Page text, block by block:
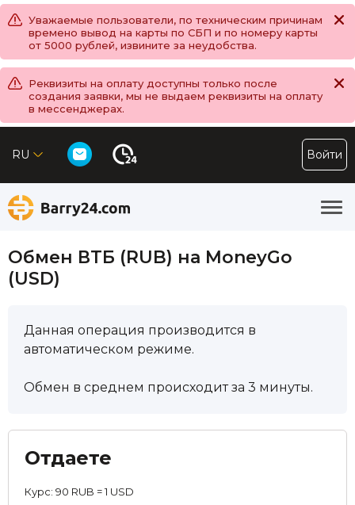
Уважаемые пользователи, по техническим причинам
времено вывод на карты по СБП и по номеру карты
от 5000 рублей, извините за неудобства.
Реквизиты на оплату доступны только после
создания заявки, мы не выдаем реквизиты на оплату
в мессенджерах.
RU Войти
Обмен ВТБ (RUB) на MoneyGo
(USD)
Данная операция производится в
автоматическом режиме.
Обмен в среднем происходит за 3 минуты.
Отдаете
Курс: 90 RUB = 1 USD